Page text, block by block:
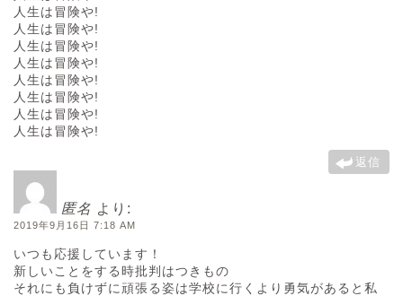
人生は冒険や!
人生は冒険や!
人生は冒険や!
人生は冒険や!
人生は冒険や!
人生は冒険や!
人生は冒険や!
人生は冒険や!
返信
匿名 より:
2019年9月16日 7:18 AM
いつも応援しています！
新しいことをする時批判はつきもの
それにも負けずに頑張る姿は学校に行くより勇気があると私